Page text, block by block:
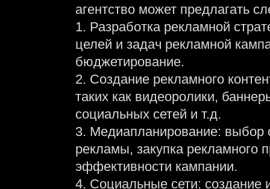
агентство может предлагать
1. Разработка рекламной
целей и задач рекламной
бюджетирование.
2. Создание рекламного
таких как видеоролики,
социальных сетей и т.д.
3. Медиапланирование:
рекламы, закупка рекламного
эффективности кампании.
4. Социальные сети: